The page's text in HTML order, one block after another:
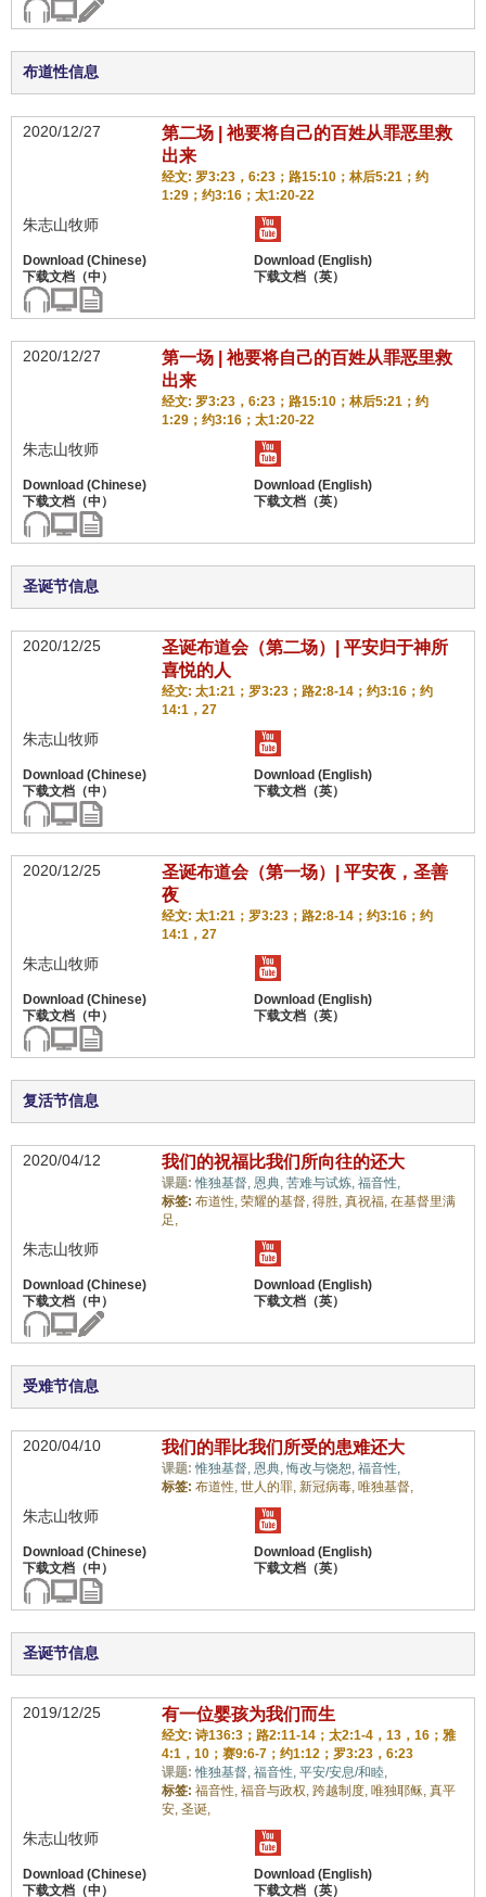
布道性信息
2020/12/27
第二场 | 祂要将自己的百姓从罪恶里救
出来
经文: 罗3:23，6:23；路15:10；林后5:21；约
1:29；约3:16；太1:20-22
朱志山牧师
2020/12/27
第一场 | 祂要将自己的百姓从罪恶里救
出来
经文: 罗3:23，6:23；路15:10；林后5:21；约
1:29；约3:16；太1:20-22
朱志山牧师
圣诞节信息
2020/12/25
圣诞布道会（第二场）| 平安归于神所
喜悦的人
经文: 太1:21；罗3:23；路2:8-14；约3:16；约
14:1，27
朱志山牧师
2020/12/25
圣诞布道会（第一场）| 平安夜，圣善
夜
经文: 太1:21；罗3:23；路2:8-14；约3:16；约
14:1，27
朱志山牧师
复活节信息
2020/04/12 我们的祝福比我们所向往的还大
课题:惟独基督, 恩典, 苦难与试炼, 福音性,
标签: 布道性, 荣耀的基督, 得胜, 真祝福, 在基督里满
足,
朱志山牧师
受难节信息
2020/04/10 我们的罪比我们所受的患难还大
课题:惟独基督, 恩典, 悔改与饶恕, 福音性,
标签: 布道性, 世人的罪, 新冠病毒, 唯独基督,
朱志山牧师
圣诞节信息
2019/12/25 有一位婴孩为我们而生
经文: 诗136:3；路2:11-14；太2:1-4，13，16；雅
4:1，10；赛9:6-7；约1:12；罗3:23，6:23
课题:惟独基督, 福音性, 平安/安息/和睦,
标签: 福音性, 福音与政权, 跨越制度, 唯独耶稣, 真平
安, 圣诞,
朱志山牧师